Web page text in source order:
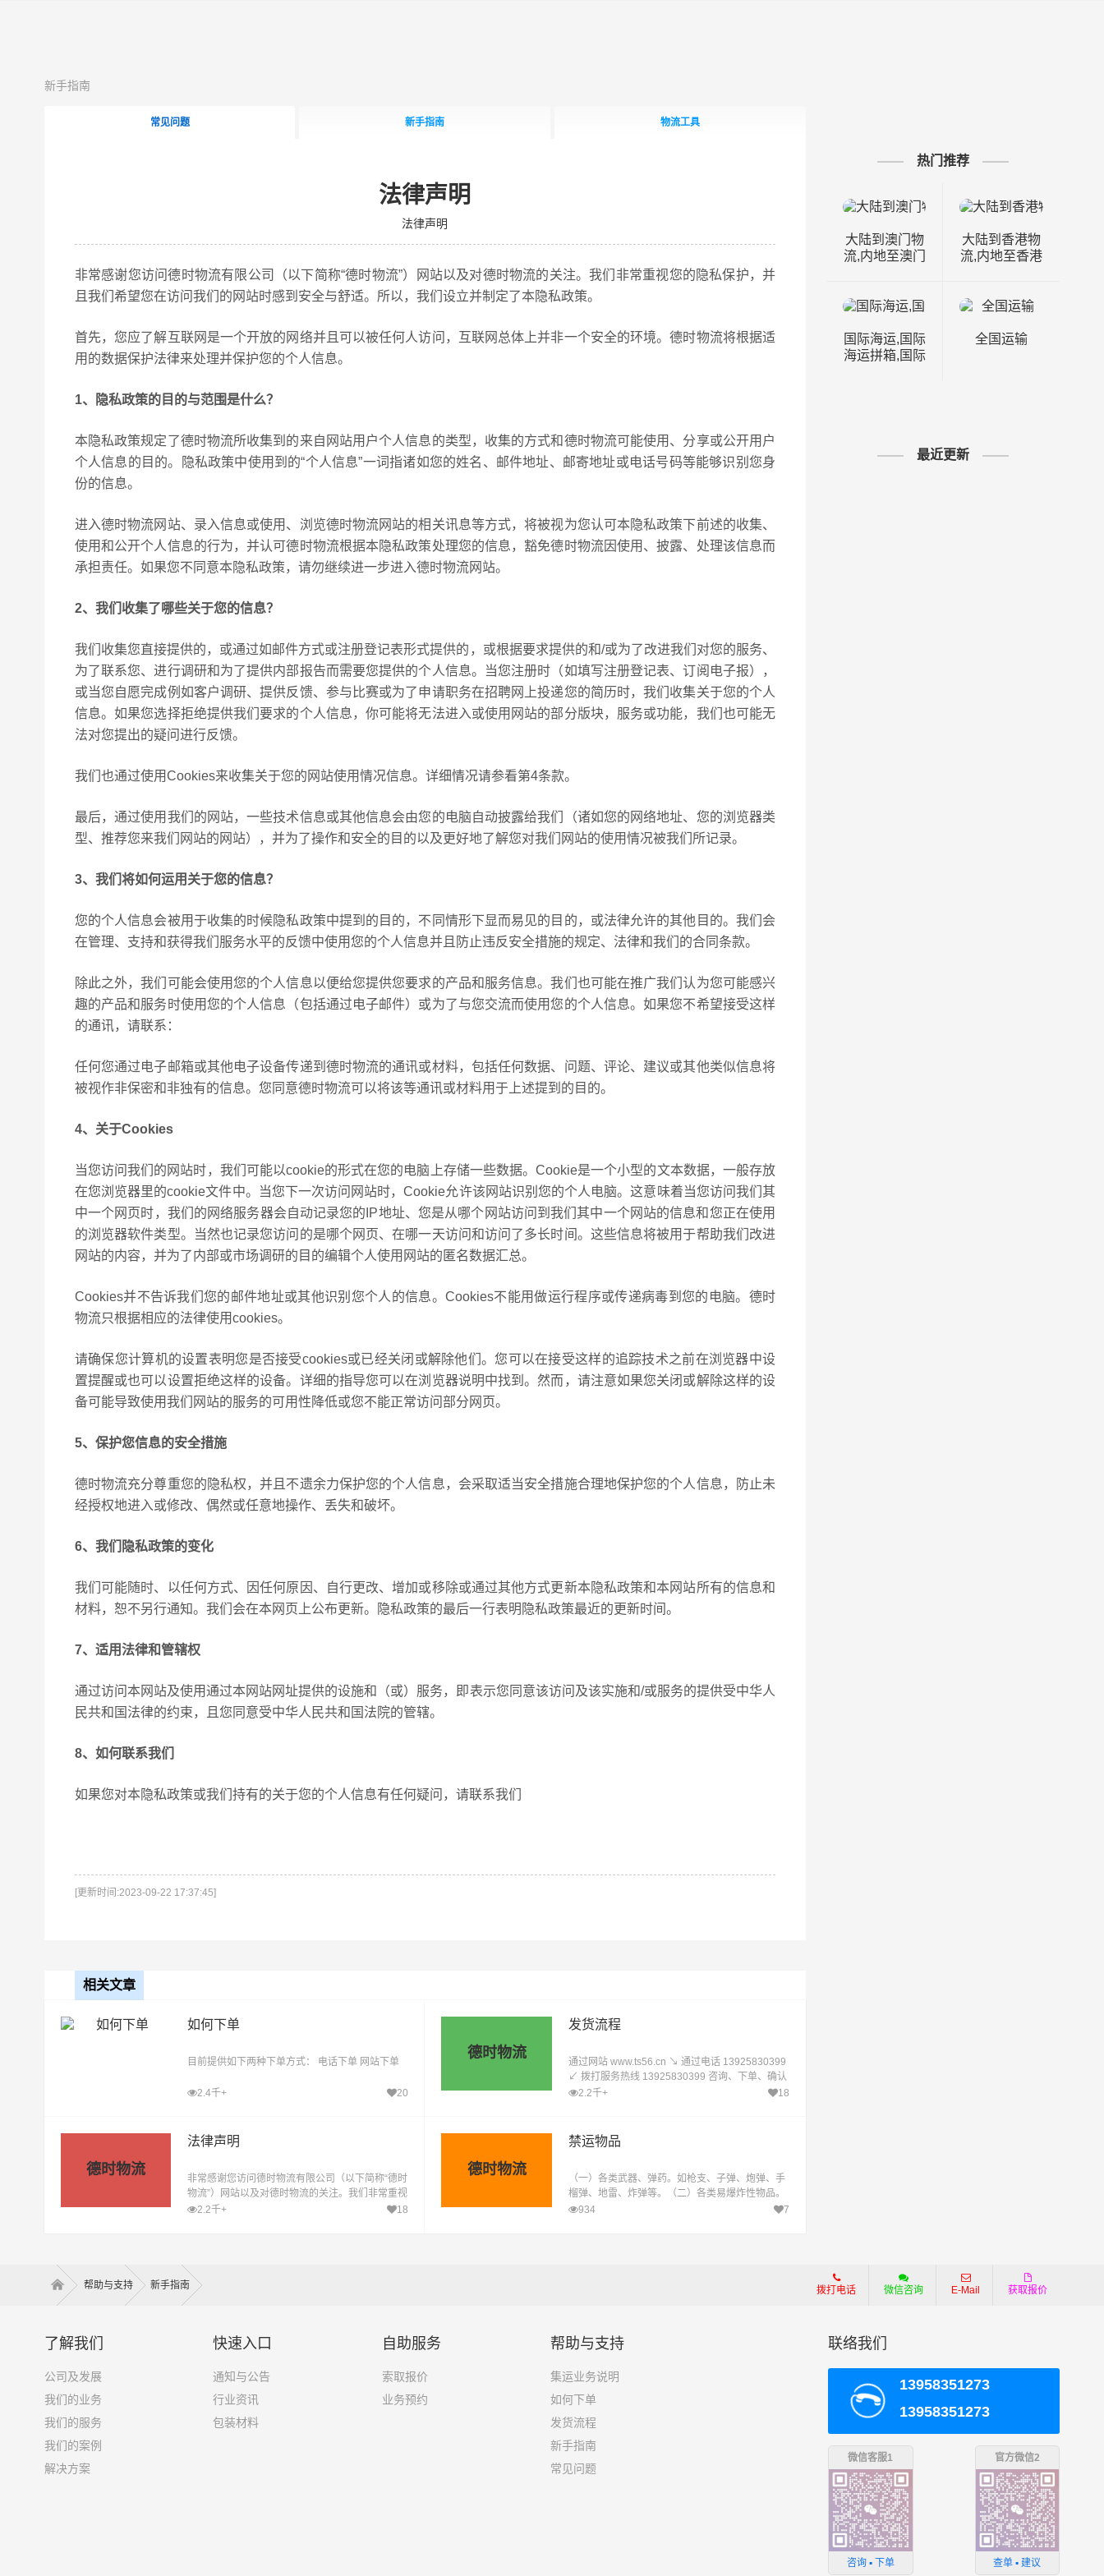
新手指南
常见问题 新手指南 物流工具
法律声明
法律声明
非常感谢您访问德时物流有限公司（以下简称“德时物流”）网站以及对德时物流的关注。我们非常重视您的隐私保护，并
且我们希望您在访问我们的网站时感到安全与舒适。所以，我们设立并制定了本隐私政策。
首先，您应了解互联网是一个开放的网络并且可以被任何人访问，互联网总体上并非一个安全的环境。德时物流将根据适
用的数据保护法律来处理并保护您的个人信息。
1、隐私政策的目的与范围是什么？
本隐私政策规定了德时物流所收集到的来自网站用户个人信息的类型，收集的方式和德时物流可能使用、分享或公开用户
个人信息的目的。隐私政策中使用到的“个人信息”一词指诸如您的姓名、邮件地址、邮寄地址或电话号码等能够识别您身
份的信息。
进入德时物流网站、录入信息或使用、浏览德时物流网站的相关讯息等方式，将被视为您认可本隐私政策下前述的收集、
使用和公开个人信息的行为，并认可德时物流根据本隐私政策处理您的信息，豁免德时物流因使用、披露、处理该信息而
承担责任。如果您不同意本隐私政策，请勿继续进一步进入德时物流网站。
2、我们收集了哪些关于您的信息？
我们收集您直接提供的，或通过如邮件方式或注册登记表形式提供的，或根据要求提供的和/或为了改进我们对您的服务、
为了联系您、进行调研和为了提供内部报告而需要您提供的个人信息。当您注册时（如填写注册登记表、订阅电子报），
或当您自愿完成例如客户调研、提供反馈、参与比赛或为了申请职务在招聘网上投递您的简历时，我们收集关于您的个人
信息。如果您选择拒绝提供我们要求的个人信息，你可能将无法进入或使用网站的部分版块，服务或功能，我们也可能无
法对您提出的疑问进行反馈。
我们也通过使用Cookies来收集关于您的网站使用情况信息。详细情况请参看第4条款。
最后，通过使用我们的网站，一些技术信息或其他信息会由您的电脑自动披露给我们（诸如您的网络地址、您的浏览器类
型、推荐您来我们网站的网站），并为了操作和安全的目的以及更好地了解您对我们网站的使用情况被我们所记录。
3、我们将如何运用关于您的信息？
您的个人信息会被用于收集的时候隐私政策中提到的目的，不同情形下显而易见的目的，或法律允许的其他目的。我们会
在管理、支持和获得我们服务水平的反馈中使用您的个人信息并且防止违反安全措施的规定、法律和我们的合同条款。
除此之外，我们可能会使用您的个人信息以便给您提供您要求的产品和服务信息。我们也可能在推广我们认为您可能感兴
趣的产品和服务时使用您的个人信息（包括通过电子邮件）或为了与您交流而使用您的个人信息。如果您不希望接受这样
的通讯，请联系：
任何您通过电子邮箱或其他电子设备传递到德时物流的通讯或材料，包括任何数据、问题、评论、建议或其他类似信息将
被视作非保密和非独有的信息。您同意德时物流可以将该等通讯或材料用于上述提到的目的。
4、关于Cookies
当您访问我们的网站时，我们可能以cookie的形式在您的电脑上存储一些数据。Cookie是一个小型的文本数据，一般存放
在您浏览器里的cookie文件中。当您下一次访问网站时，Cookie允许该网站识别您的个人电脑。这意味着当您访问我们其
中一个网页时，我们的网络服务器会自动记录您的IP地址、您是从哪个网站访问到我们其中一个网站的信息和您正在使用
的浏览器软件类型。当然也记录您访问的是哪个网页、在哪一天访问和访问了多长时间。这些信息将被用于帮助我们改进
网站的内容，并为了内部或市场调研的目的编辑个人使用网站的匿名数据汇总。
Cookies并不告诉我们您的邮件地址或其他识别您个人的信息。Cookies不能用做运行程序或传递病毒到您的电脑。德时
物流只根据相应的法律使用cookies。
请确保您计算机的设置表明您是否接受cookies或已经关闭或解除他们。您可以在接受这样的追踪技术之前在浏览器中设
置提醒或也可以设置拒绝这样的设备。详细的指导您可以在浏览器说明中找到。然而，请注意如果您关闭或解除这样的设
备可能导致使用我们网站的服务的可用性降低或您不能正常访问部分网页。
5、保护您信息的安全措施
德时物流充分尊重您的隐私权，并且不遗余力保护您的个人信息，会采取适当安全措施合理地保护您的个人信息，防止未
经授权地进入或修改、偶然或任意地操作、丢失和破坏。
6、我们隐私政策的变化
我们可能随时、以任何方式、因任何原因、自行更改、增加或移除或通过其他方式更新本隐私政策和本网站所有的信息和
材料，恕不另行通知。我们会在本网页上公布更新。隐私政策的最后一行表明隐私政策最近的更新时间。
7、适用法律和管辖权
通过访问本网站及使用通过本网站网址提供的设施和（或）服务，即表示您同意该访问及该实施和/或服务的提供受中华人
民共和国法律的约束，且您同意受中华人民共和国法院的管辖。
8、如何联系我们
如果您对本隐私政策或我们持有的关于您的个人信息有任何疑问，请联系我们
[更新时间:2023-09-22 17:37:45]
相关文章
如何下单
目前提供如下两种下单方式： 电话下单 网站下单
2.4千+ 20
德时物流
发货流程
通过网站 www.ts56.cn ↘ 通过电话 13925830399
↙ 拨打服务热线 13925830399 咨询、下单、确认
2.2千+
18
德时物流
法律声明
非常感谢您访问德时物流有限公司（以下简称“德时
物流”）网站以及对德时物流的关注。我们非常重视
您的隐私保护，并且我们希望您在访问我们的网站
2.2千+ 18
德时物流
禁运物品
（一）各类武器、弹药。如枪支、子弹、炮弹、手
榴弹、地雷、炸弹等。（二）各类易爆炸性物品。
如雷管、炸药、火药、鞭炮等。（三）各类易燃烧
934 7
热门推荐
大陆到澳门物
流,内地至澳门
流
大陆到香港物
流,内地至香港
线
国际海运,国际
海运拼箱,国际
全国运输
最近更新
帮助与支持 新手指南 拨打电话 微信咨询 E-Mail 获取报价
了解我们
公司及发展
我们的业务
我们的服务
我们的案例
解决方案
快速入口
通知与公告
行业资讯
包装材料
自助服务
索取报价
业务预约
帮助与支持
集运业务说明
如何下单
发货流程
新手指南
常见问题
联络我们
13958351273
13958351273
微信客服1
咨询 ▪ 下单
官方微信2
查单 ▪ 建议